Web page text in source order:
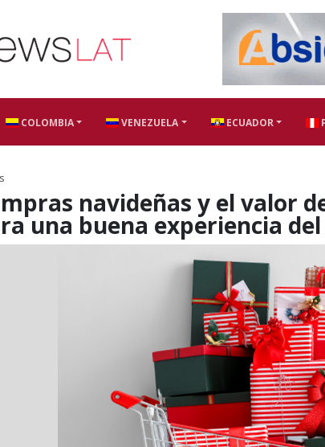
COLOMBIA VENEZUELA ECUADOR
navideñas y el valor
una buena experiencia